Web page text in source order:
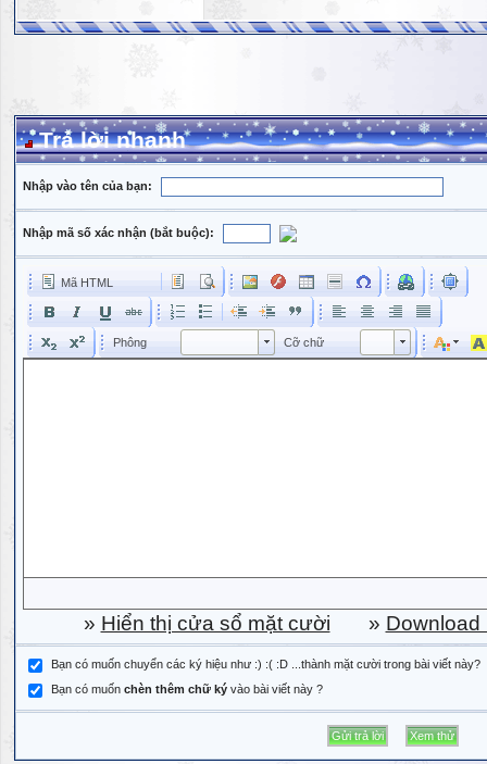
Trả lời nhanh
Nhập vào tên của bạn:
Nhập mã số xác nhận (bắt buộc):
Mã HTML
Phông Phông Cỡ chữ Kích cỡ phông
» Hiển thị cửa sổ mặt cười » Download
Bạn có muốn chuyển các ký hiệu như :) :( :D ...thành mặt cười trong bài viết này?
Bạn có muốn chèn thêm chữ ký vào bài viết này ?